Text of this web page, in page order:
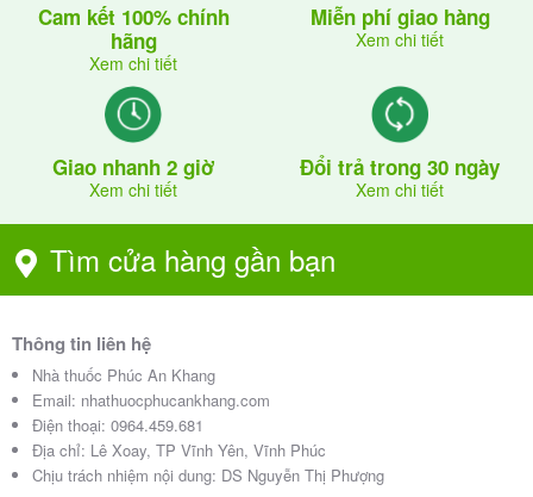
Cam kết 100% chính
hãng
Xem chi tiết
Miễn phí giao hàng
Xem chi tiết
Giao nhanh 2 giờ
Xem chi tiết
Đổi trả trong 30 ngày
Xem chi tiết
Tìm cửa hàng gần bạn
Thông tin liên hệ
Nhà thuốc Phúc An Khang
Email: nhathuocphucankhang.com
Điện thoại: 0964.459.681
Địa chỉ: Lê Xoay, TP Vĩnh Yên, Vĩnh Phúc
Chịu trách nhiệm nội dung: DS Nguyễn Thị Phượng